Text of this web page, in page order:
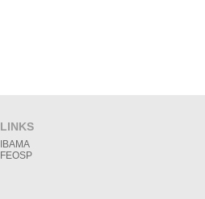
LINKS
IBAMA
FEOSP